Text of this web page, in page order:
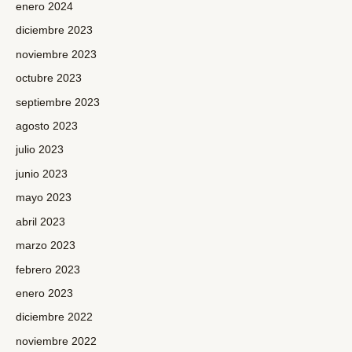
enero 2024
diciembre 2023
noviembre 2023
octubre 2023
septiembre 2023
agosto 2023
julio 2023
junio 2023
mayo 2023
abril 2023
marzo 2023
febrero 2023
enero 2023
diciembre 2022
noviembre 2022